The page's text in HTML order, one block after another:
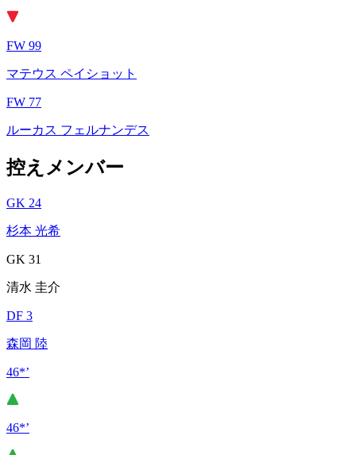
FW 99
マテウス ペイショット
FW 77
ルーカス フェルナンデス
控えメンバー
GK 24
杉本 光希
GK 31
清水 圭介
DF 3
森岡 陸
46*’
46*’